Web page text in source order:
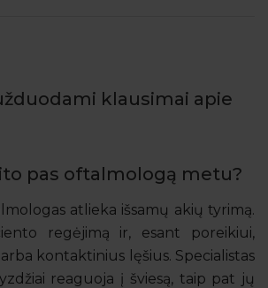
klausimai apie
pas oftalmologą metu?
atlieka išsamų akių tyrimą.
regėjimą ir, esant poreikiui,
kontaktinius lęšius. Specialistas
reaguoja į šviesą, taip pat jų